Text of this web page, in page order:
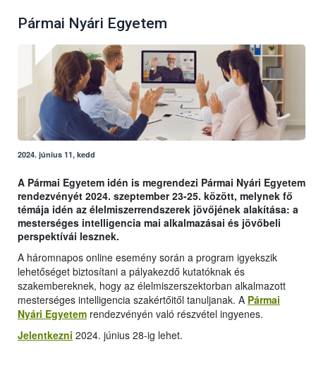
Pármai Nyári Egyetem
2024. június 11, kedd
A Pármai Egyetem idén is megrendezi Pármai Nyári Egyetem
rendezvényét 2024. szeptember 23-25. között, melynek fő
témája idén az élelmiszerrendszerek jövőjének alakítása: a
mesterséges intelligencia mai alkalmazásai és jövőbeli
perspektívái lesznek.
A háromnapos online esemény során a program igyekszik
lehetőséget biztosítani a pályakezdő kutatóknak és
szakembereknek, hogy az élelmiszerszektorban alkalmazott
mesterséges intelligencia szakértőitől tanuljanak. A Pármai
Nyári Egyetem rendezvényén való részvétel ingyenes.
Jelentkezni 2024. június 28-ig lehet.